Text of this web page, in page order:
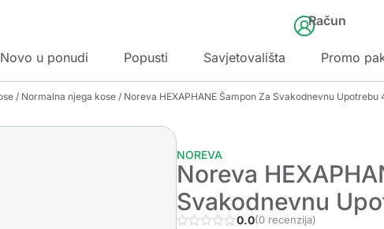
Račun
Novo u ponudi Popusti Savjetovališta Promo
/ Normalna njega kose / Noreva HEXAPHANE Šampon Za Svakodnevnu Upotrebu
NOREVA
Noreva
Svakodnevnu
0.0(0 recenzija)